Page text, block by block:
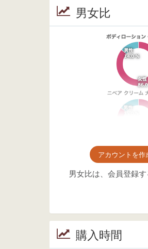
男女比
アカウントを作
男女比は、会員登録
購入時間